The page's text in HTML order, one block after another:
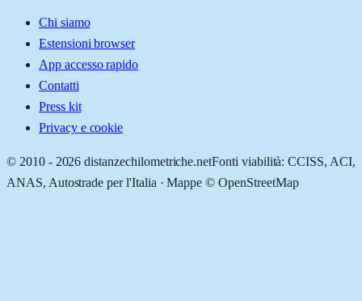
Chi siamo
Estensioni browser
App accesso rapido
Contatti
Press kit
Privacy e cookie
© 2010 - 2026 distanzechilometriche.netFonti viabilità: CCISS, ACI,
ANAS, Autostrade per l'Italia · Mappe © OpenStreetMap